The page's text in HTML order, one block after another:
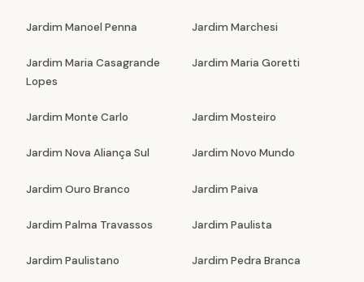
Jardim Manoel Penna Jardim Marchesi
Jardim Maria Casagrande
Lopes
Jardim Maria Goretti
Jardim Monte Carlo Jardim Mosteiro
Jardim Nova Aliança Sul Jardim Novo Mundo
Jardim Ouro Branco Jardim Paiva
Jardim Palma Travassos Jardim Paulista
Jardim Paulistano Jardim Pedra Branca